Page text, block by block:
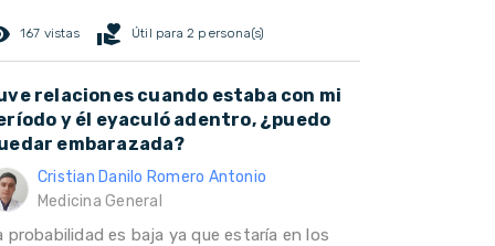
167 vistas volunteer_activism Útil para 2 persona(s)
relaciones cuando estaba con mi
y él eyaculó adentro, ¿puedo
embarazada?
Cristian Danilo Romero Antonio
Medicina General
probabilidad es baja ya que estaría en los